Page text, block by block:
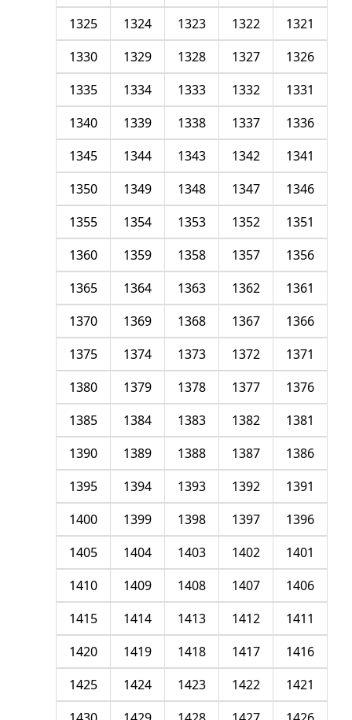
1321
1322
1323
1324
1325
1326
1327
1328
1329
1330
1331
1332
1333
1334
1335
1336
1337
1338
1339
1340
1341
1342
1343
1344
1345
1346
1347
1348
1349
1350
1351
1352
1353
1354
1355
1356
1357
1358
1359
1360
1361
1362
1363
1364
1365
1366
1367
1368
1369
1370
1371
1372
1373
1374
1375
1376
1377
1378
1379
1380
1381
1382
1383
1384
1385
1386
1387
1388
1389
1390
1391
1392
1393
1394
1395
1396
1397
1398
1399
1400
1401
1402
1403
1404
1405
1406
1407
1408
1409
1410
1411
1412
1413
1414
1415
1416
1417
1418
1419
1420
1421
1422
1423
1424
1425